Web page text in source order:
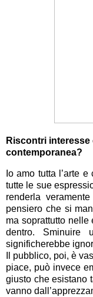
Riscontri
contemporanea?
Io amo tutta l’arte
tutte le sue
renderla
pensiero che si
ma soprattutto
dentro.
significherebbe
Il pubblico, poi, è
piace, può invece
giusto che esistano
vanno